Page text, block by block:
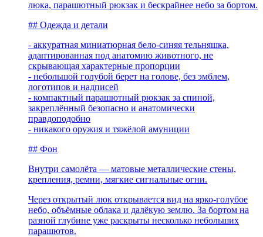
люка, парашютный рюкзак и бескрайнее небо за бортом.
## Одежда и детали
- аккуратная миниатюрная бело-синяя тельняшка,
адаптированная под анатомию животного, не
скрывающая характерные пропорции
- небольшой голубой берет на голове, без эмблем,
логотипов и надписей
- компактный парашютный рюкзак за спиной,
закреплённый безопасно и анатомически
правдоподобно
- никакого оружия и тяжёлой амуниции
## Фон
Внутри самолёта — матовые металлические стены,
крепления, ремни, мягкие сигнальные огни.
Через открытый люк открывается вид на ярко-голубое
небо, объёмные облака и далёкую землю. За бортом на
разной глубине уже раскрыты несколько небольших
парашютов.